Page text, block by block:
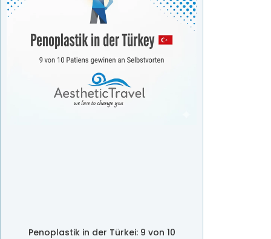
Penoplastik in der Türkei: 9 von 10